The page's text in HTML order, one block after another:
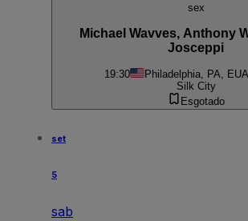
sex
Michael Wavves, Anthony
Josceppi
19:30 Philadelphia, PA, EUA
Silk City
Esgotado
set
5
sab